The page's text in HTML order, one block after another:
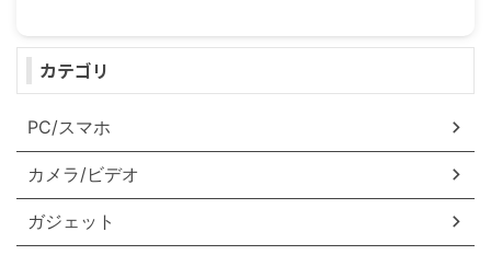
カテゴリ
PC/スマホ
カメラ/ビデオ
ガジェット